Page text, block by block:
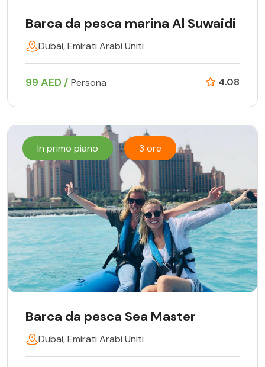
Barca da pesca marina Al Suwaidi
Dubai, Emirati Arabi Uniti
99 AED / Persona 4.08
In primo piano 3 ore
Barca da pesca Sea Master
Dubai, Emirati Arabi Uniti